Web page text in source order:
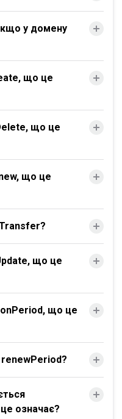
у домену
що це
що це
що це
що це
що це
означає?